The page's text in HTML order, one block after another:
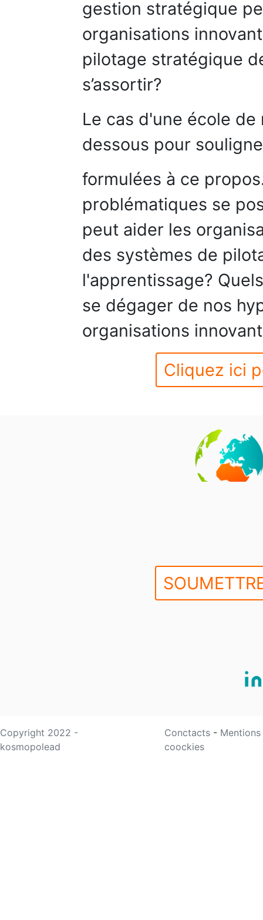
gestion stratégique
organisations
pilotage stratégique
s’assortir?
Le cas d'une école
dessous pour
formulées à ce
problématiques se
peut aider les
des systèmes de
l'apprentissage?
se dégager de nos
organisations
Cliquez ici
Copyright 2022 -
kosmopolead
Conctacts -
coockies